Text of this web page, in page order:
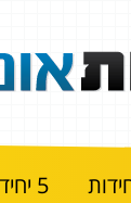
5 יחידות